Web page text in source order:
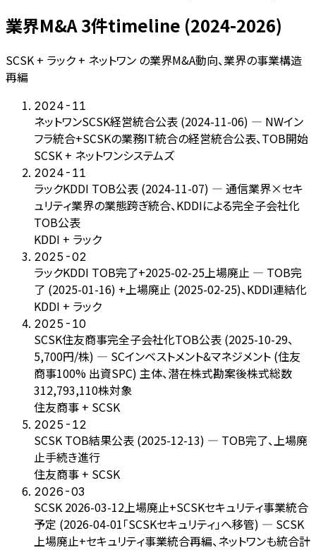
業界M&A 3件timeline (2024-2026)
SCSK + ラック + ネットワン の業界M&A動向、業界の事業構造
再編
2024-11
ネットワンSCSK経営統合公表 (2024-11-06) — NWイン
フラ統合+SCSKの業務IT統合の経営統合公表、TOB開始
SCSK + ネットワンシステムズ
2024-11
ラックKDDI TOB公表 (2024-11-07) — 通信業界×セキ
ュリティ業界の業態跨ぎ統合、KDDIによる完全子会社化
TOB公表
KDDI + ラック
2025-02
ラックKDDI TOB完了+2025-02-25上場廃止 — TOB完
了 (2025-01-16) +上場廃止 (2025-02-25)、KDDI連結化
KDDI + ラック
2025-10
SCSK住友商事完全子会社化TOB公表 (2025-10-29、
5,700円/株) — SCインベストメント&マネジメント (住友
商事100% 出資SPC) 主体、潜在株式勘案後株式総数
312,793,110株対象
住友商事 + SCSK
2025-12
SCSK TOB結果公表 (2025-12-13) — TOB完了、上場廃
止手続き進行
住友商事 + SCSK
2026-03
SCSK 2026-03-12上場廃止+SCSKセキュリティ事業統合
予定 (2026-04-01「SCSKセキュリティ」へ移管) — SCSK
上場廃止+セキュリティ事業統合再編、ネットワンも統合計